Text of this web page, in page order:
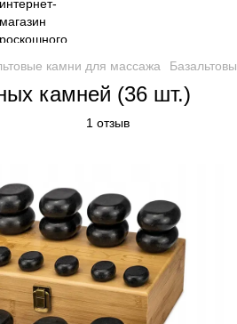
камни для массажа
камней (36 шт.)
1 отзыв